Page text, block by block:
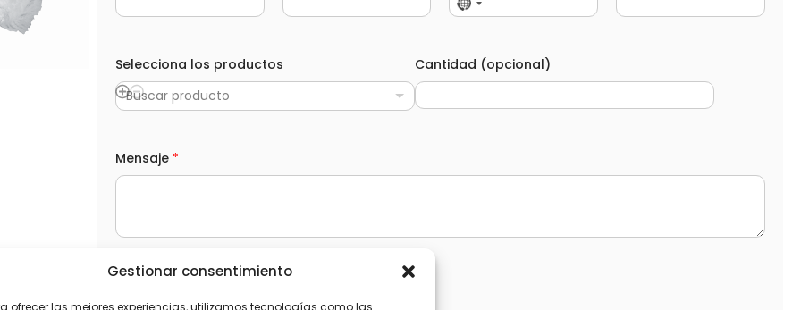
Gestionar consentimiento
ofrecer las mejores experiencias, utilizamos tecnologías como las
r
l
e
c
t
n
c
o
Selecciona los productos
Buscar producto
Cantidad (opcional)
Mensaje *
L
P
He leído y acepto laPolítica de privacidad